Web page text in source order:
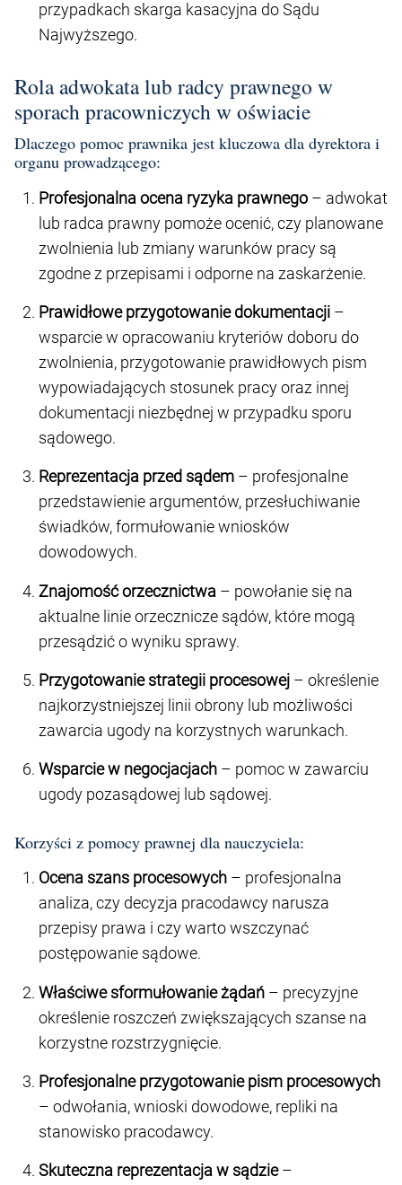
przypadkach skarga kasacyjna do Sądu
Najwyższego.
Rola adwokata lub radcy prawnego w
sporach pracowniczych w oświacie
Dlaczego pomoc prawnika jest kluczowa dla dyrektora i
organu prowadzącego:
Profesjonalna ocena ryzyka prawnego – adwokat
lub radca prawny pomoże ocenić, czy planowane
zwolnienia lub zmiany warunków pracy są
zgodne z przepisami i odporne na zaskarżenie.
Prawidłowe przygotowanie dokumentacji –
wsparcie w opracowaniu kryteriów doboru do
zwolnienia, przygotowanie prawidłowych pism
wypowiadających stosunek pracy oraz innej
dokumentacji niezbędnej w przypadku sporu
sądowego.
Reprezentacja przed sądem – profesjonalne
przedstawienie argumentów, przesłuchiwanie
świadków, formułowanie wniosków
dowodowych.
Znajomość orzecznictwa – powołanie się na
aktualne linie orzecznicze sądów, które mogą
przesądzić o wyniku sprawy.
Przygotowanie strategii procesowej – określenie
najkorzystniejszej linii obrony lub możliwości
zawarcia ugody na korzystnych warunkach.
Wsparcie w negocjacjach – pomoc w zawarciu
ugody pozasądowej lub sądowej.
Korzyści z pomocy prawnej dla nauczyciela:
Ocena szans procesowych – profesjonalna
analiza, czy decyzja pracodawcy narusza
przepisy prawa i czy warto wszczynać
postępowanie sądowe.
Właściwe sformułowanie żądań – precyzyjne
określenie roszczeń zwiększających szanse na
korzystne rozstrzygnięcie.
Profesjonalne przygotowanie pism procesowych
– odwołania, wnioski dowodowe, repliki na
stanowisko pracodawcy.
Skuteczna reprezentacja w sądzie–